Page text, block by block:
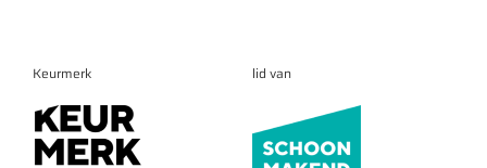
Keurmerk lid van